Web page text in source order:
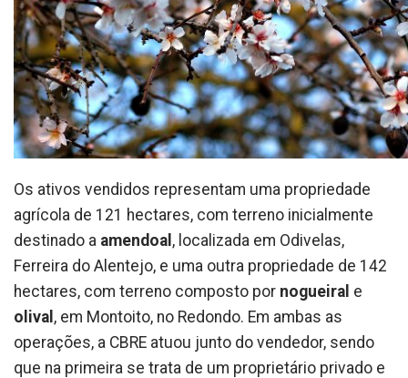
Os ativos vendidos representam uma propriedade
agrícola de 121 hectares, com terreno inicialmente
destinado a amendoal , localizada em Odivelas,
Ferreira do Alentejo, e uma outra propriedade de 142
hectares, com terreno composto por nogueiral e
olival , em Montoito, no Redondo. Em ambas as
operações, a CBRE atuou junto do vendedor, sendo
que na primeira se trata de um proprietário privado e